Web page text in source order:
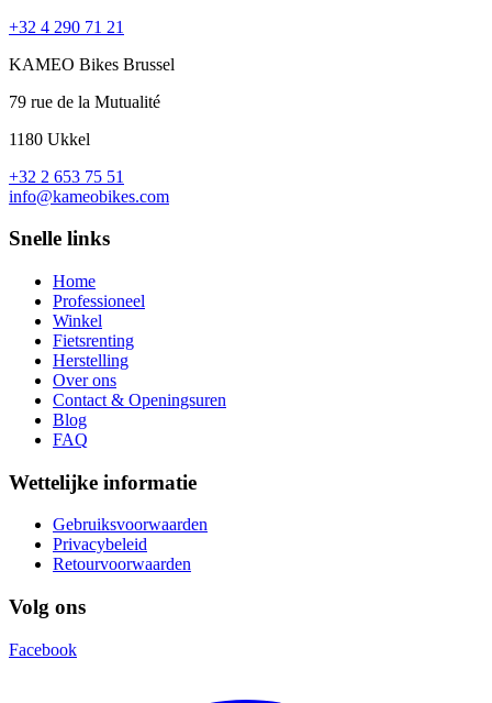
+32 4 290 71 21
KAMEO Bikes Brussel
79 rue de la Mutualité
1180 Ukkel
+32 2 653 75 51
info@kameobikes.com
Snelle links
Home
Professioneel
Winkel
Fietsrenting
Herstelling
Over ons
Contact & Openingsuren
Blog
FAQ
Wettelijke informatie
Gebruiksvoorwaarden
Privacybeleid
Retourvoorwaarden
Volg ons
Facebook